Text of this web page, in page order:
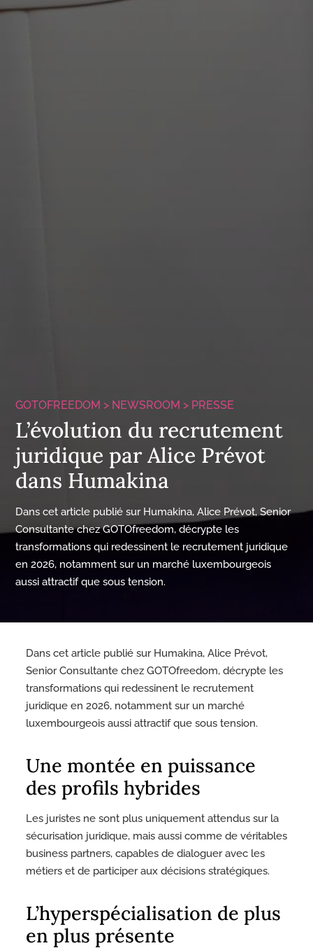
GOTOFREEDOM > NEWSROOM > PRESSE
L’évolution du recrutement
juridique par Alice Prévot
dans Humakina
Dans cet article publié sur Humakina, Alice Prévot, Senior
Consultante chez GOTOfreedom, décrypte les
transformations qui redessinent le recrutement juridique
en 2026, notamment sur un marché luxembourgeois
aussi attractif que sous tension.
Dans cet article publié sur Humakina, Alice Prévot,
Senior Consultante chez GOTOfreedom, décrypte les
transformations qui redessinent le recrutement
juridique en 2026, notamment sur un marché
luxembourgeois aussi attractif que sous tension.
Une montée en puissance
des profils hybrides
Les juristes ne sont plus uniquement attendus sur la
sécurisation juridique, mais aussi comme de véritables
business partners, capables de dialoguer avec les
métiers et de participer aux décisions stratégiques.
L’hyperspécialisation de plus
en plus présente